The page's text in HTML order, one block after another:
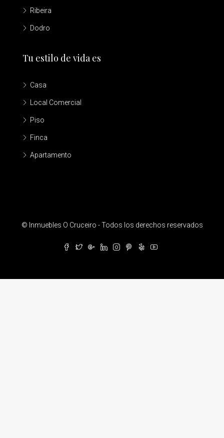
Ribeira
Dodro
Tu estilo de vida es
Casa
Local Comercial
Piso
Finca
Apartamento
© Inmuebles O Cruceiro - Todos los derechos reservados